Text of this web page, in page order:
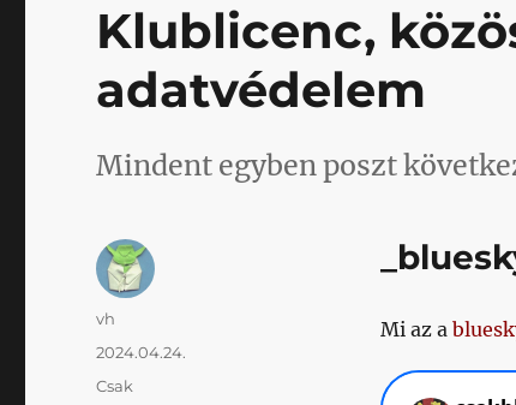
Klublicenc,
adatvédelem
Mindent egyben poszt
Mi az a
Szerző
vh
Közzétéve
2024.04.24.
Kategória
Csak